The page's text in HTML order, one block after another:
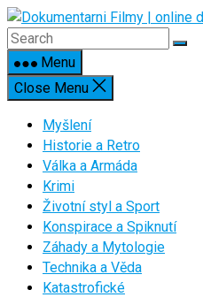
Skip
to
contentMenu
Close Menu
Myšlení
Historie a Retro
Válka a Armáda
Krimi
Životní styl a Sport
Konspirace a Spiknutí
Záhady a Mytologie
Technika a Věda
Katastrofické